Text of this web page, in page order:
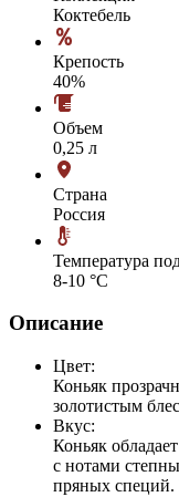
Коктебель
Крепость
40%
Объем
0,25 л
Страна
Россия
Температура
8-10 °С
Описание
Цвет:
Коньяк
золотистым
Вкус:
Коньяк
с нотами
пряных специй.